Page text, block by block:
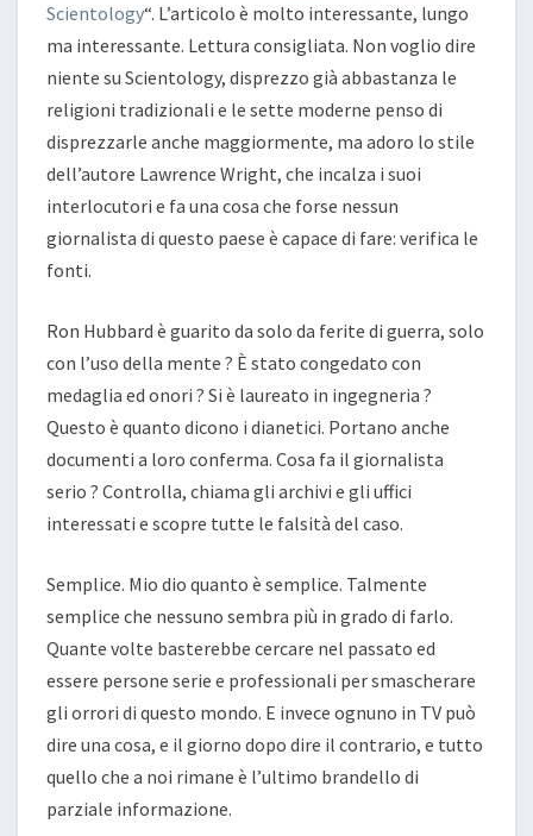
Scientology“. L’articolo è molto interessante, lungo
ma interessante. Lettura consigliata. Non voglio dire
niente su Scientology, disprezzo già abbastanza le
religioni tradizionali e le sette moderne penso di
disprezzarle anche maggiormente, ma adoro lo stile
dell’autore Lawrence Wright, che incalza i suoi
interlocutori e fa una cosa che forse nessun
giornalista di questo paese è capace di fare: verifica le
fonti.
Ron Hubbard è guarito da solo da ferite di guerra, solo
con l’uso della mente ? È stato congedato con
medaglia ed onori ? Si è laureato in ingegneria ?
Questo è quanto dicono i dianetici. Portano anche
documenti a loro conferma. Cosa fa il giornalista
serio ? Controlla, chiama gli archivi e gli uffici
interessati e scopre tutte le falsità del caso.
Semplice. Mio dio quanto è semplice. Talmente
semplice che nessuno sembra più in grado di farlo.
Quante volte basterebbe cercare nel passato ed
essere persone serie e professionali per smascherare
gli orrori di questo mondo. E invece ognuno in TV può
dire una cosa, e il giorno dopo dire il contrario, e tutto
quello che a noi rimane è l’ultimo brandello di
parziale informazione.